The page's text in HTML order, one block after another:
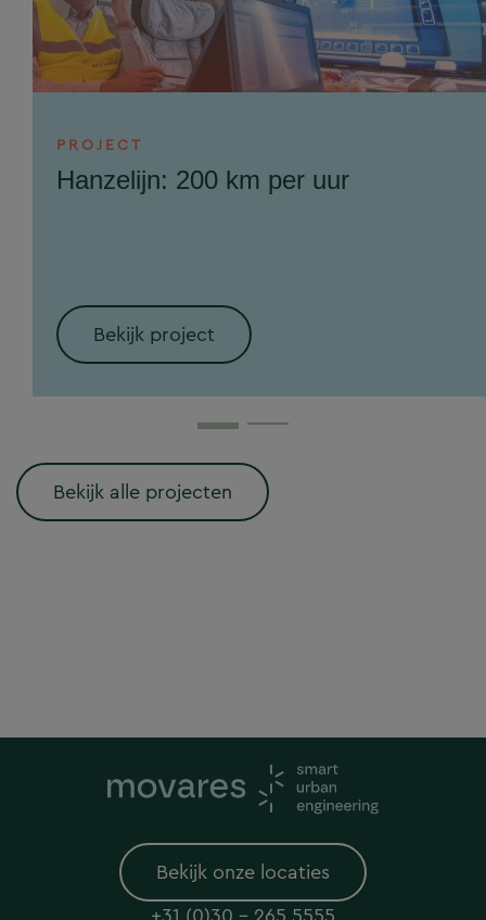
PROJECT
Hanzelijn: 200 km per uur
Bekijk project
Bekijk alle projecten
Bekijk onze locaties